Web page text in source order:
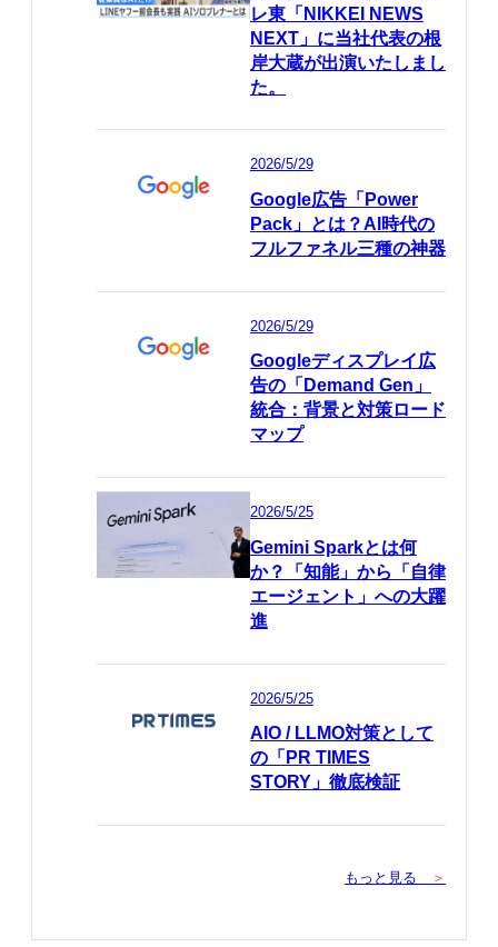
レ東「NIKKEI NEWS
NEXT」に当社代表の根
岸大蔵が出演いたしまし
た。
2026/5/29
Google広告「Power
Pack」とは？AI時代の
フルファネル三種の神器
2026/5/29
Googleディスプレイ広
告の「Demand Gen」
統合：背景と対策ロード
マップ
2026/5/25
Gemini Sparkとは何
か？「知能」から「自律
エージェント」への大躍
進
2026/5/25
AIO / LLMO対策として
の「PR TIMES
STORY」徹底検証
もっと見る ＞